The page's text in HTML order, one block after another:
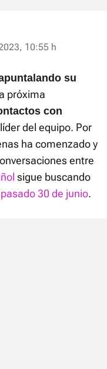
10:55 h
su
próxima
con
del equipo. Por
ha comenzado y
entre
sigue buscando
30 de junio.